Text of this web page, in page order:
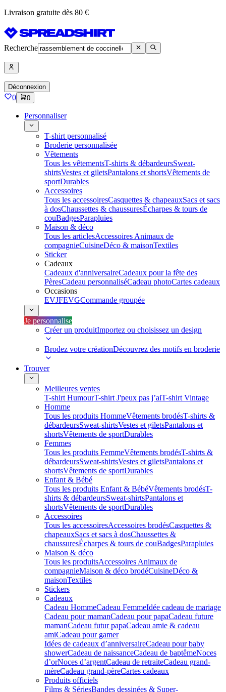
Livraison gratuite dès 80 €
Recherche
Déconnexion
0 0
Personnaliser
T-shirt personnalisé
Broderie personnalisée
Vêtements
Tous les vêtementsT-shirts & débardeursSweat-
shirtsVestes et giletsPantalons et shortsVêtements de
sportDurables
Accessoires
Tous les accessoiresCasquettes & chapeauxSacs et sacs
à dosChaussettes & chaussuresÉcharpes & tours de
couBadgesParapluies
Maison & déco
Tous les articlesAccessoires Animaux de
compagnieCuisineDéco & maisonTextiles
Sticker
Cadeaux
Cadeaux d'anniversaireCadeaux pour la fête des
PèresCadeau personnaliséCadeau photoCartes cadeaux
Occasions
EVJFEVGCommande groupée
Je personnalise
Créer un produitImportez ou choisissez un design
Brodez votre créationDécouvrez des motifs en broderie
Trouver
Meilleures ventes
T-shirt HumourT-shirt J'peux pas j’aiT-shirt Vintage
Homme
Tous les produits HommeVêtements brodésT-shirts &
débardeursSweat-shirtsVestes et giletsPantalons et
shortsVêtements de sportDurables
Femmes
Tous les produits FemmeVêtements brodésT-shirts &
débardeursSweat-shirtsVestes et giletsPantalons et
shortsVêtements de sportDurables
Enfant & Bébé
Tous les produits Enfant & BébéVêtements brodésT-
shirts & débardeursSweat-shirtsPantalons et
shortsVêtements de sportDurables
Accessoires
Tous les accessoiresAccessoires brodésCasquettes &
chapeauxSacs et sacs à dosChaussettes &
chaussuresÉcharpes & tours de couBadgesParapluies
Maison & déco
Tous les produitsAccessoires Animaux de
compagnieMaison & déco brodéCuisineDéco &
maisonTextiles
Stickers
Cadeaux
Cadeau HommeCadeau FemmeIdée cadeau de mariage​
Cadeau pour mamanCadeau pour papaCadeau future
mamanCadeau futur papaCadeau amie & cadeau
amiCadeau pour gamer
Idées de cadeaux d’anniversaireCadeau pour baby
showerCadeau de naissanceCadeau de baptêmeNoces
d’orNoces d’argentCadeau de retraiteCadeau grand-
mèreCadeau grand-pèreCartes cadeaux
Produits officiels
Films & SériesBandes dessinées & Super-